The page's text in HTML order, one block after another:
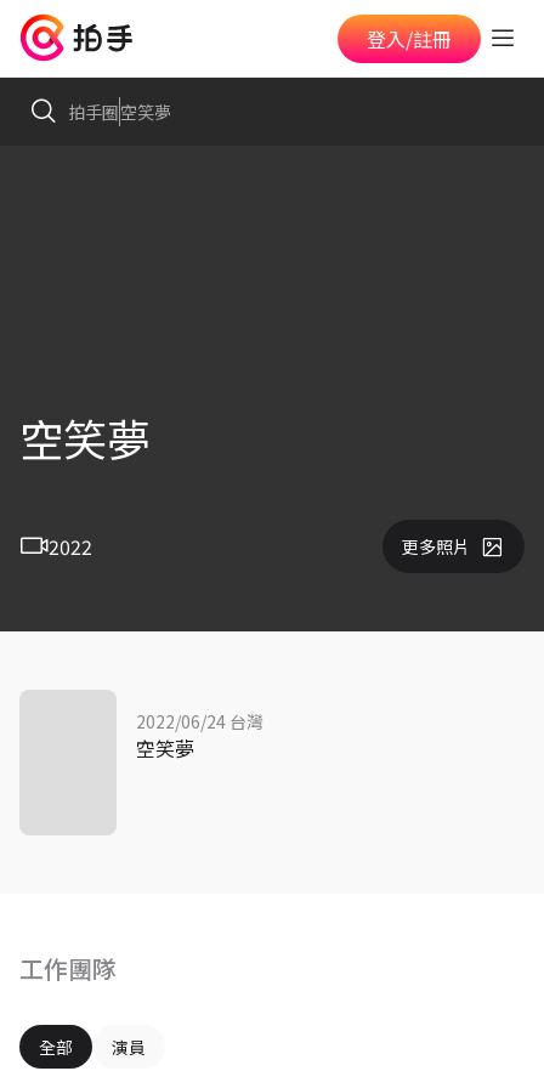
登入/註冊
拍手圈空笑夢
空笑夢
2022 更多照片
工作團隊
全部 演員
2022/06/24 台灣
空笑夢